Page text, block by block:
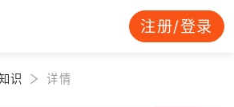
注册/登录
识 详情